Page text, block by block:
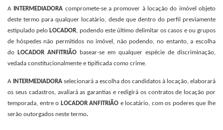
A INTERMEDIADORA compromete-se a promover à locação do imóvel objeto
deste termo para qualquer locatário, desde que dentro do perfil previamente
estipulado pelo LOCADOR, podendo este último delimitar os casos e ou grupos
de hóspedes não permitidos no imóvel, não podendo, no entanto, a escolha
do
LOCADOR ANFITRIÃO basear-se em qualquer espécie de discriminação,
vedada constitucionalmente e tipificada como crime.
A INTERMEDIADORA selecionará a escolha dos candidatos à locação, elaborará
os seus cadastros, avaliará as garantias e redigirá os contratos de locação por
temporada, entre o LOCADOR ANFITRIÃO e locatário, com os poderes que lhe
serão outorgados neste termo.